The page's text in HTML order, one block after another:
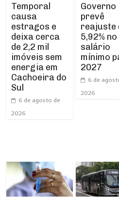
Temporal
causa
estragos e
deixa cerca
de 2,2 mil
imóveis sem
energia em
Cachoeira do
Sul
6 de agosto de
2026
Governo
prevê
reajuste
5,92% no
salário
mínimo
2027
6 de
2026